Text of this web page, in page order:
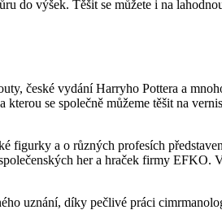
do výšek. Těšit se můžete i na
české vydání Harryho Pottera a
se společně můžeme těšit na
figurky a o různých profesích
her a hraček firmy EFKO.
uznání, díky pečlivé práci